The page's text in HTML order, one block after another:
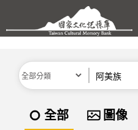
跳到主要內容區塊
分類
全部 圖像